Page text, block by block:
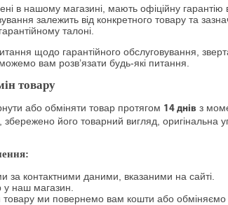
в нашому магазині, мають офіційну гарантію
залежить від конкретного товару та
талоні.
щодо гарантійного обслуговування,
вам розв’язати будь-які питання.
товару
або обміняти товар протягом 14 днів з
збережено його товарний вигляд, оригінальна
за контактними даними, вказаними на сайті.
у наш магазин.
товару ми повернемо вам кошти або обміняємо